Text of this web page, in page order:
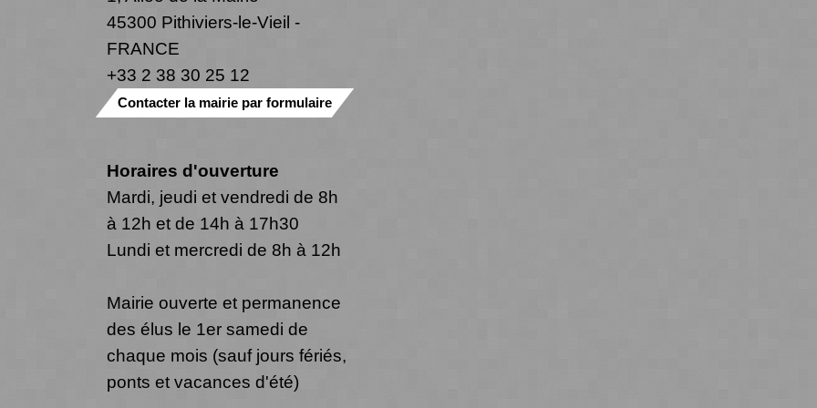
45300 Pithiviers-le-Vieil -
FRANCE
+33 2 38 30 25 12
Contacter la mairie par formulaire
Horaires d'ouverture
Mardi, jeudi et vendredi de 8h
à 12h et de 14h à 17h30
Lundi et mercredi de 8h à 12h
Mairie ouverte et permanence
des élus le 1er samedi de
chaque mois (sauf jours fériés,
ponts et vacances d'été)